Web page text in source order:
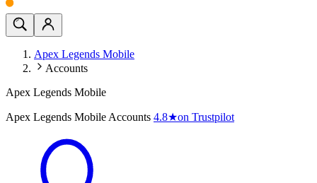
Apex Legends Mobile
Accounts
Apex Legends Mobile
Apex Legends Mobile Accounts 4.8★on Trustpilot